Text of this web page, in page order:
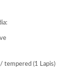
tempered (1 Lapis)